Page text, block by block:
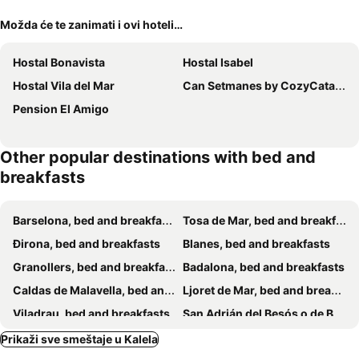
Možda će te zanimati i ovi hoteli…
Hostal Bonavista
Hostal Isabel
Hostal Vila del Mar
Can Setmanes by CozyCatalonia
Pension El Amigo
Other popular destinations with bed and
breakfasts
Barselona, bed and breakfasts
Tosa de Mar, bed and breakfasts
Đirona, bed and breakfasts
Blanes, bed and breakfasts
Granollers, bed and breakfasts
Badalona, bed and breakfasts
Caldas de Malavella, bed and breakfasts
Ljoret de Mar, bed and breakfasts
Viladrau, bed and breakfasts
San Adrián del Besós o de Besós, bed and breakfasts
Malgrat de Mar, bed and breakfasts
Prikaži sve smeštaje u Kalela